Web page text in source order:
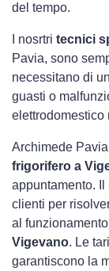
del tempo.
I nosrtri tecnici
Pavia, sono
necessitano di
guasti o
elettrodomestico
Archimede
frigorifero a
appuntamento.
clienti per
al
Vigevano. Le
garantiscono la